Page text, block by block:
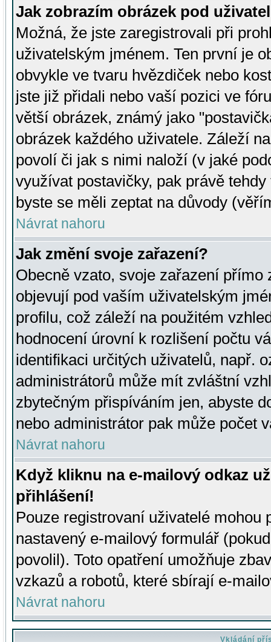
Jak zobrazím obrázek pod
Možná, že jste zaregistrovali při
uživatelským jménem. Ten první je
obvykle ve tvaru hvězdiček nebo
jste již přidali nebo vaší pozici ve
větší obrázek, známý jako
obrázek každého uživatele. Záleží
povolí či jak s nimi naloží (v jaké
využívat postavičky, pak právě
byste se měli zeptat na důvody
Návrat nahoru
Jak změní svoje zařazení?
Obecně vzato, svoje zařazení přímo
objevují pod vaším uživatelským
profilu, což záleží na použitém
hodnocení úrovní k rozlišení počtu
identifikaci určitých uživatelů, např.
administrátorů může mít zvláštní
zbytečným přispíváním jen, abyste
nebo administrátor pak může počet
Návrat nahoru
Když kliknu na e-mailový odkaz
přihlášení!
Pouze registrovaní uživatelé mohou
nastavený e-mailový formulář
povolil). Toto opatření umožňuje
vzkazů a robotů, které sbírají e-
Návrat nahoru
Vkládání